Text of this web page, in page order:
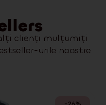
clienți mulțumiți
urile noastre